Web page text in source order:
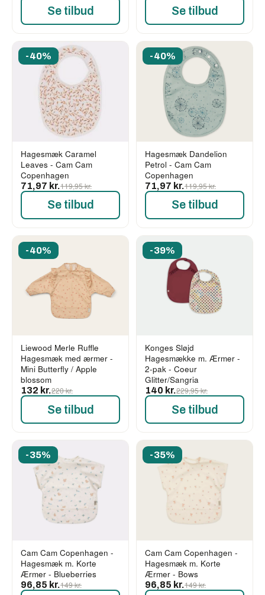
Se tilbud Se tilbud
-40%
Hagesmæk Caramel
Leaves - Cam Cam
Copenhagen
71,97 kr.119,95 kr.
Se tilbud
-40%
Hagesmæk Dandelion
Petrol - Cam Cam
Copenhagen
71,97 kr.119,95 kr.
Se tilbud
-40%
Liewood Merle Ruffle
Hagesmæk med ærmer -
Mini Butterfly / Apple
blossom
132 kr.220 kr.
Se tilbud
-39%
Konges Sløjd
Hagesmække m. Ærmer -
2-pak - Coeur
Glitter/Sangria
140 kr.229,95 kr.
Se tilbud
-35%
Cam Cam Copenhagen -
Hagesmæk m. Korte
Ærmer - Blueberries
96,85 kr.149 kr.
-35%
Cam Cam Copenhagen -
Hagesmæk m. Korte
Ærmer - Bows
96,85 kr.149 kr.